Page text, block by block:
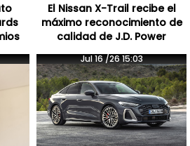
El Nissan X-Trail recibe el
máximo reconocimiento de
calidad de J.D. Power
Jul 16 /26 15:03